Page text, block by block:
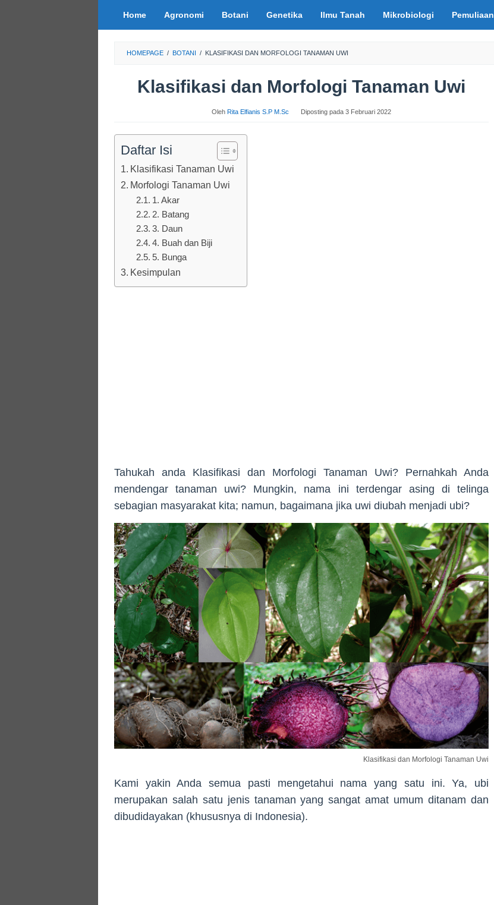
Home Agronomi Botani Genetika Ilmu Tanah Mikrobiologi Pemuliaan
HOMEPAGE / BOTANI / KLASIFIKASI DAN MORFOLOGI TANAMAN UWI
Klasifikasi dan Morfologi Tanaman Uwi
Oleh Rita Elfianis S.P M.Sc Diposting pada 3 Februari 2022
Daftar Isi
Klasifikasi Tanaman Uwi
Morfologi Tanaman Uwi
1. Akar
2. Batang
3. Daun
4. Buah dan Biji
5. Bunga
Kesimpulan
Tahukah anda Klasifikasi dan Morfologi Tanaman Uwi? Pernahkah Anda
mendengar tanaman uwi? Mungkin, nama ini terdengar asing di telinga
sebagian masyarakat kita; namun, bagaimana jika uwi diubah menjadi ubi?
Klasifikasi dan Morfologi Tanaman Uwi
Kami yakin Anda semua pasti mengetahui nama yang satu ini. Ya, ubi
merupakan salah satu jenis tanaman yang sangat amat umum ditanam dan
dibudidayakan (khususnya di Indonesia).